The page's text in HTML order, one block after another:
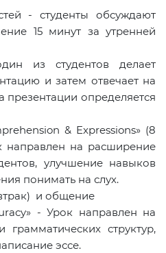
- студенты обсуждают
15 минут за утренней
из студентов делает
и затем отвечает на
презентации определяется
& Expressions» (8
направлен на расширение
улучшение навыков
понимать на слух.
и общение
- Урок направлен на
структур,
эссе.